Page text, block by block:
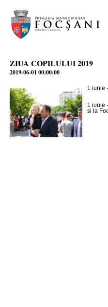
ZIUA COPILULUI 2019
2019-06-01 00:00:00
1 iunie
1 iunie
si la